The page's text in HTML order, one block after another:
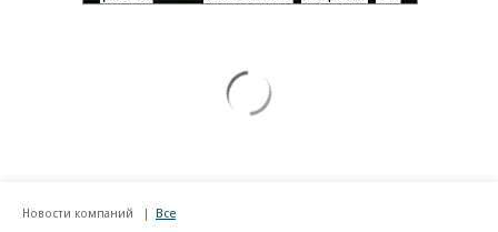
Новости компаний Все